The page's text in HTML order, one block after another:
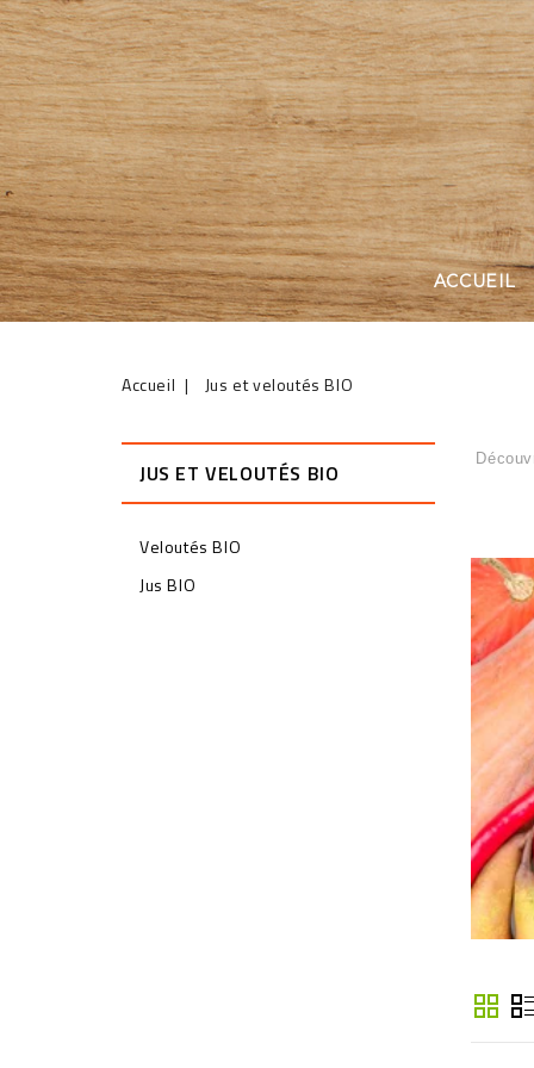
ACCUEIL
Accueil Jus et veloutés BIO
JUS ET VELOUTÉS BIO
Veloutés BIO
Jus BIO